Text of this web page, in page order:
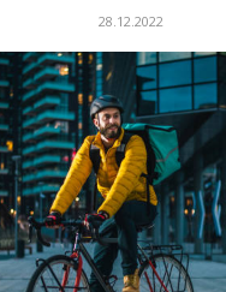
28.12.2022